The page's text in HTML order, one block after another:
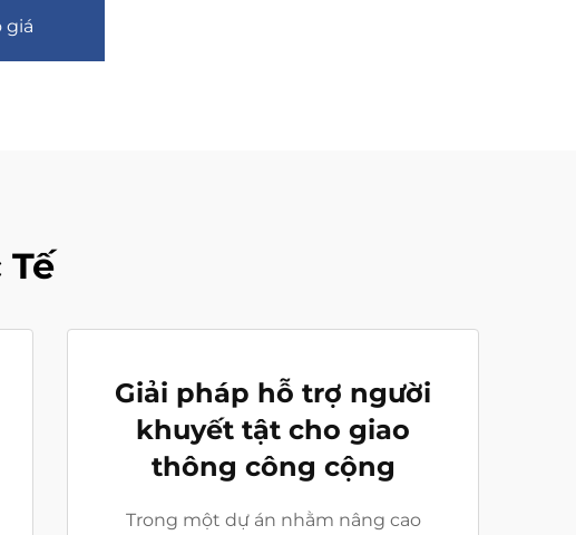
giá
Giải pháp hỗ trợ người
khuyết tật cho giao
thông công cộng
Trong một dự án nhằm nâng cao